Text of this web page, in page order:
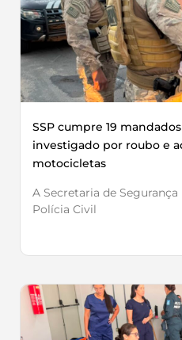
SSP cumpre 19
investigado por roubo e
motocicletas
A Secretaria de
Polícia Civil